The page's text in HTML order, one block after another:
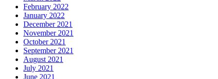
February 2022
January 2022
December 2021
November 2021
October 2021
September 2021
August 2021
July 2021
June 2021